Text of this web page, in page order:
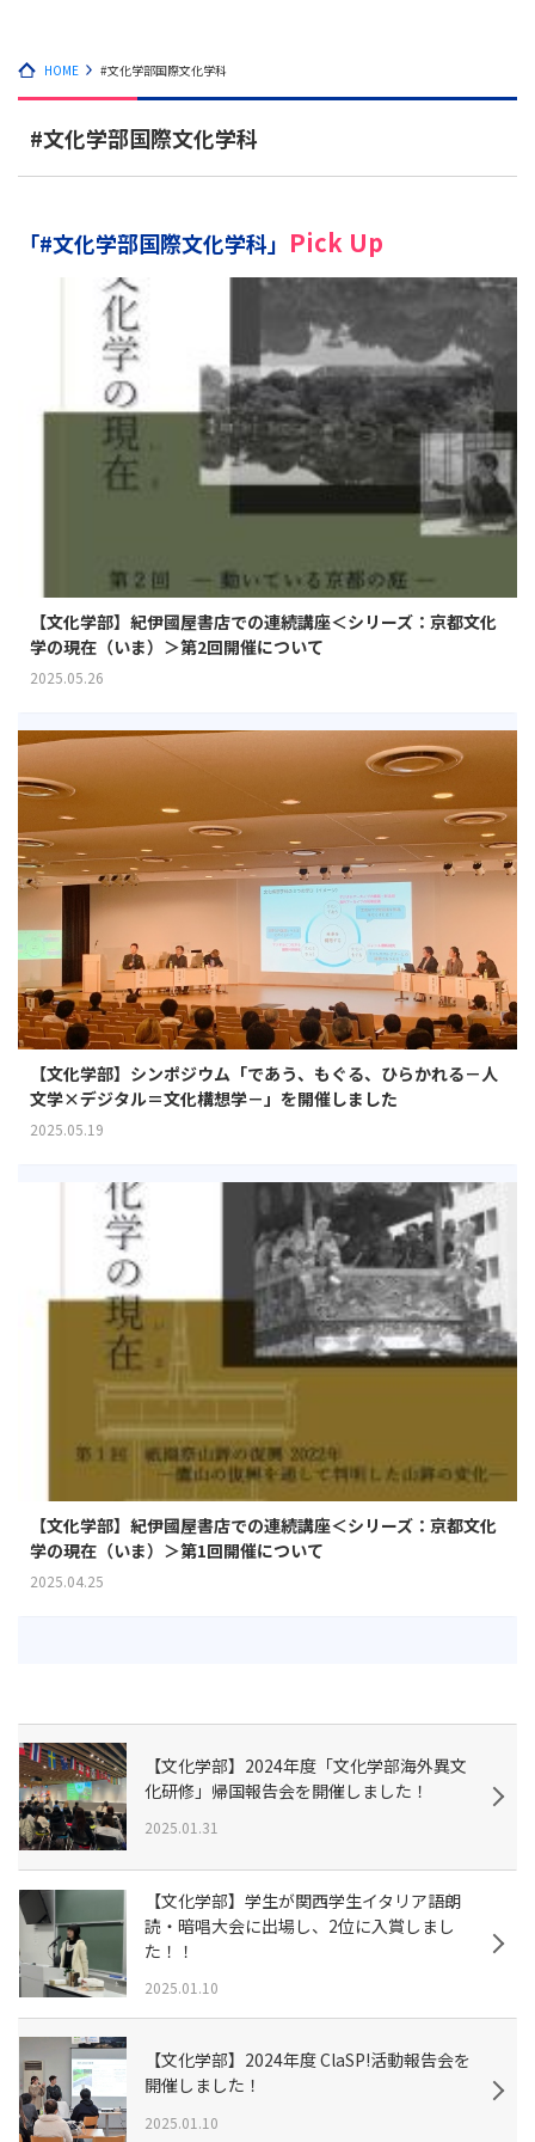
HOME #文化学部国際文化学科
#文化学部国際文化学科
「#文化学部国際文化学科」 Pick Up
【文化学部】紀伊國屋書店での連続講座＜シリーズ：京都文化
学の現在（いま）＞第2回開催について
2025.05.26
【文化学部】シンポジウム「であう、もぐる、ひらかれる－人
文学×デジタル＝文化構想学－」を開催しました
2025.05.19
【文化学部】紀伊國屋書店での連続講座＜シリーズ：京都文化
学の現在（いま）＞第1回開催について
2025.04.25
【文化学部】2024年度「文化学部海外異文
化研修」帰国報告会を開催しました！
2025.01.31
【文化学部】学生が関西学生イタリア語朗
読・暗唱大会に出場し、2位に入賞しまし
た！！
2025.01.10
【文化学部】2024年度 ClaSP!活動報告会を
開催しました！
2025.01.10